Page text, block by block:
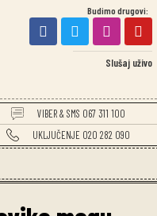
Budimo drugovi:
Slušaj uživo
VIBER & SMS 067 311 100
UKLJUČENJE 020 282 090